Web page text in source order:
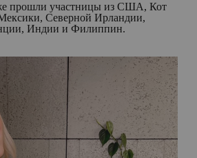
прошли участницы из США, Кот
Северной Ирландии,
Индии и Филиппин.